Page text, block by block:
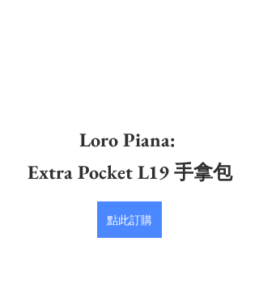
Loro Piana:
Extra Pocket L19 手拿包
點此訂購